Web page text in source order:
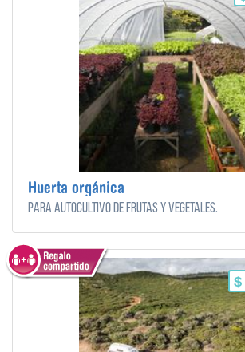
Huerta orgánica
Para autocultivo de frutas y vegetales.
$